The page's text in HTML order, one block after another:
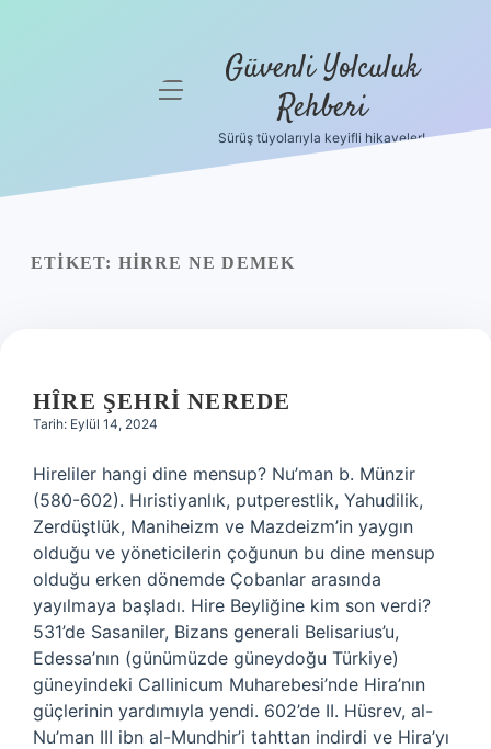
menüyü Güvenli Yolculuk
Rehberi
Sürüş tüyolarıyla keyifli hikayeler!
ETIKET: HIRRE NE DEMEK
HÎRE ŞEHRI NEREDE
Tarih: Eylül 14, 2024
Hireliler hangi dine mensup? Nu’man b. Münzir
(580-602). Hıristiyanlık, putperestlik, Yahudilik,
Zerdüştlük, Maniheizm ve Mazdeizm’in yaygın
olduğu ve yöneticilerin çoğunun bu dine mensup
olduğu erken dönemde Çobanlar arasında
yayılmaya başladı. Hire Beyliğine kim son verdi?
531’de Sasaniler, Bizans generali Belisarius’u,
Edessa’nın (günümüzde güneydoğu Türkiye)
güneyindeki Callinicum Muharebesi’nde Hira’nın
güçlerinin yardımıyla yendi. 602’de II. Hüsrev, al-
Nu’man III ibn al-Mundhir’i tahttan indirdi ve Hira’yı